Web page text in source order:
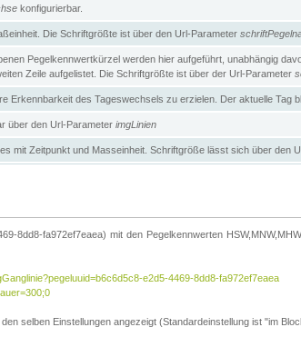
konfigurierbar.
Die Schriftgrößte ist über den Url-Parameter
Pegelkennwertkürzel werden hier aufgeführt, unabhängig
Zeile aufgelistet. Die Schriftgrößte ist über der Url-Parameter
Erkennbarkeit des Tageswechsels zu erzielen. Der aktuelle Tag
über den Url-Parameter imgLinien
mit Zeitpunkt und Masseinheit. Schriftgröße lässt sich über den
8dd8-fa972ef7eaea) mit den Pegelkennwerten
e2d5-4469-8dd8-fa972ef7eaea
selben Einstellungen angezeigt (Standardeinstellung ist "im